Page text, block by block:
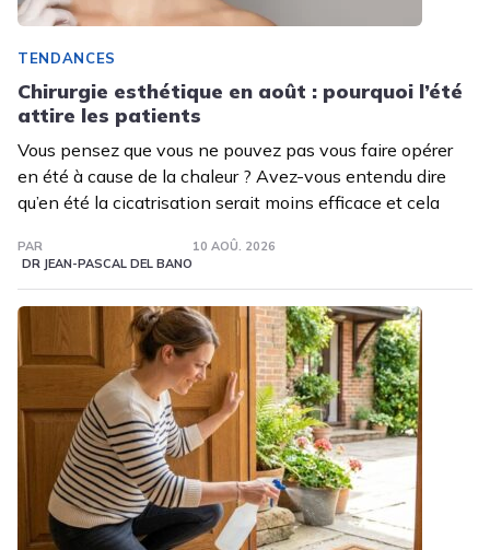
TENDANCES
Chirurgie esthétique en août : pourquoi l’été
attire les patients
Vous pensez que vous ne pouvez pas vous faire opérer
en été à cause de la chaleur ? Avez-vous entendu dire
qu’en été la cicatrisation serait moins efficace et cela
PAR
DR JEAN-PASCAL DEL BANO
10 AOÛ. 2026